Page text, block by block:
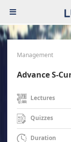
Management
Advance S-
Lectures
Quizzes
Duration